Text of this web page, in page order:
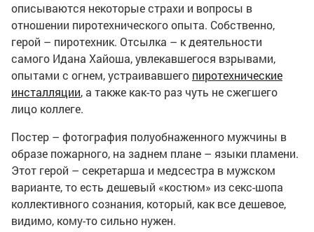
описываются некоторые страхи и вопросы в
отношении пиротехнического опыта. Собственно,
герой – пиротехник. Отсылка – к деятельности
самого Идана Хайоша, увлекавшегося взрывами,
опытами с огнем, устраивавшего пиротехнические
инсталляции, а также как-то раз чуть не сжегшего
лицо коллеге.
Постер – фотография полуобнаженного мужчины в
образе пожарного, на заднем плане – языки пламени.
Этот герой – секретарша и медсестра в мужском
варианте, то есть дешевый «костюм» из секс-шопа
коллективного сознания, который, как все дешевое,
видимо, кому-то сильно нужен.